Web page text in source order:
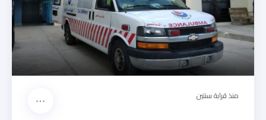
منذ قرابة سنتين